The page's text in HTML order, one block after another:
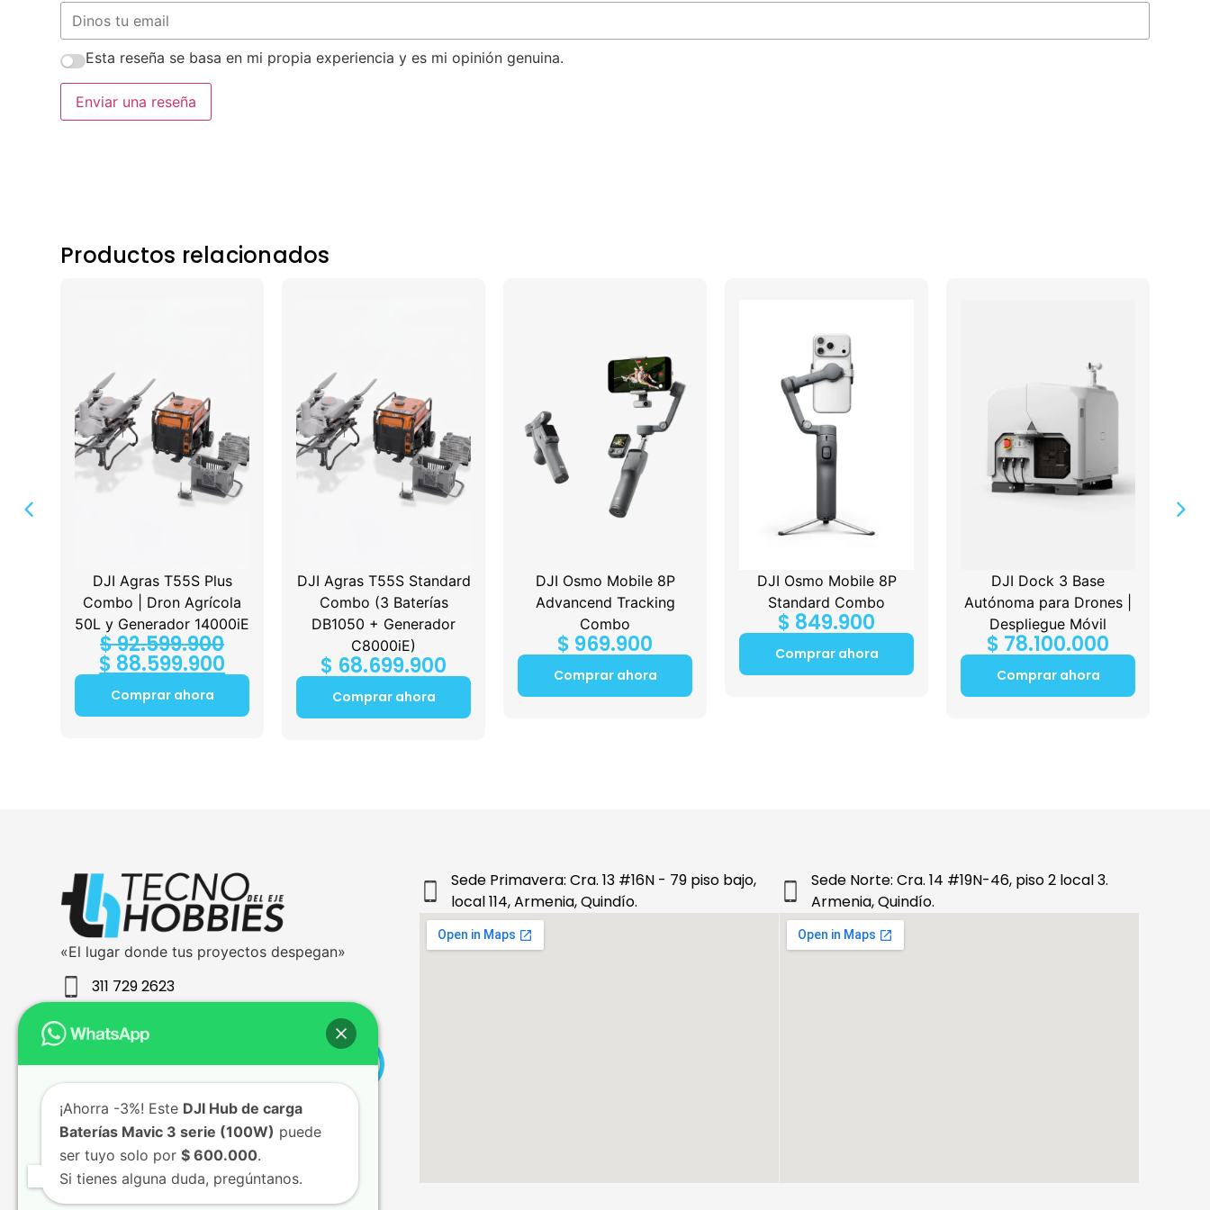
Esta reseña se basa en mi propia experiencia y es mi opinión genuina.
Enviar una reseña
Productos relacionados
DJI Agras T55S Plus
Combo | Dron Agrícola
50L y Generador 14000iE
$92.599.900
$ 88.599.900
Comprar ahora
DJI Agras T55S Standard
Combo (3 Baterías
DB1050 + Generador
C8000iE)
$ 68.699.900
Comprar ahora
DJI Osmo Mobile 8P
Advancend Tracking
Combo
$ 969.900
Comprar ahora
DJI Osmo Mobile 8P
Standard Combo
$ 849.900
Comprar ahora
DJI Dock 3 Base
Autónoma para Drones |
Despliegue Móvil
$ 78.100.000
Comprar ahora
«El lugar donde tus proyectos despegan»
311 729 2623
ventas@tecnohobbiesdeleje.com
Sede Primavera: Cra. 13 #16N - 79 piso bajo,
local 114, Armenia, Quindío.
Sede Norte: Cra. 14 #19N-46, piso 2 local 3.
Armenia, Quindío.
¡Ahorra -3%! Este DJI Hub de carga
Baterías Mavic 3 serie (100W) puede
ser tuyo solo por $ 600.000.
Si tienes alguna duda, pregúntanos.